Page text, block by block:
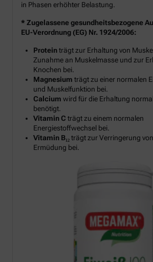
in Phasen erhöhter Belastung.
* Zugelassene gesundheitsbezogene
EU-Verordnung (EG) Nr. 1924/2006:
Proteinträgt zur Erhaltung von
Zunahme an Muskelmasse und zur
Knochen bei.
Magnesium trägt zu einer normalen
und Muskelfunktion bei.
Calcium wird für die Erhaltung
benötigt.
Vitamin C trägt zu einem normalen
Energiestoffwechsel bei.
Vitamin B₁₂trägt zur Verringerung
Ermüdung bei.